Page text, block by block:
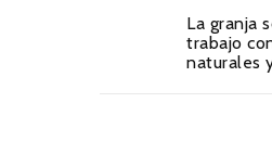
La granja
trabajo
naturales